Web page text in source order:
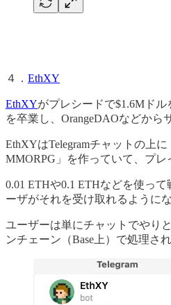
４． EthXY
EthXYがプレシードで$1.6Mドル
を卒業し、OrangeDAOなどから
EthXYはTelegramチャットの上
MMORPG」を作っていて、プレ
0.01 ETHや0.1 ETHなどを使っ
ーザがそれを受け取れるように
ユーザーは単にチャットでやり
ンチェーン（Base上）で処理さ